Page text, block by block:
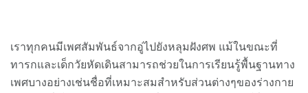
เราทุกคนมีเพศสัมพันธ์จากอู่ไปยังหลุมฝังศพ แม้ในขณะที่
ทารกและเด็กวัยหัดเดินสามารถช่วยในการเรียนรู้พื้นฐานทาง
เพศบางอย่างเช่นชื่อที่เหมาะสมสำหรับส่วนต่างๆของร่างกาย